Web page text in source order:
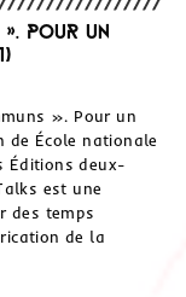
Pour un
». Pour un
de École nationale
Éditions deux-
est une
des temps
de la